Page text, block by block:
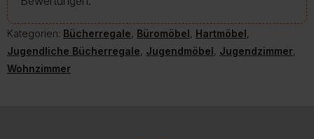
Kategorien: Bücherregale, Büromöbel, Hartmöbel,
Jugendliche Bücherregale, Jugendmöbel, Jugendzimmer,
Wohnzimmer